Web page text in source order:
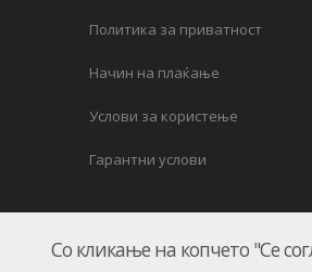
Политика за приватност
Начин на плаќање
Услови за користење
Гарантни услови
UKION
Со кликање на копчето "Се